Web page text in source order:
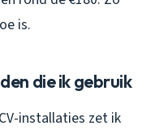
is.
die ik gebruik
installaties zet ik